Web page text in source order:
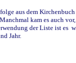
aus dem
kam es auch
der Liste ist es
Jahr.